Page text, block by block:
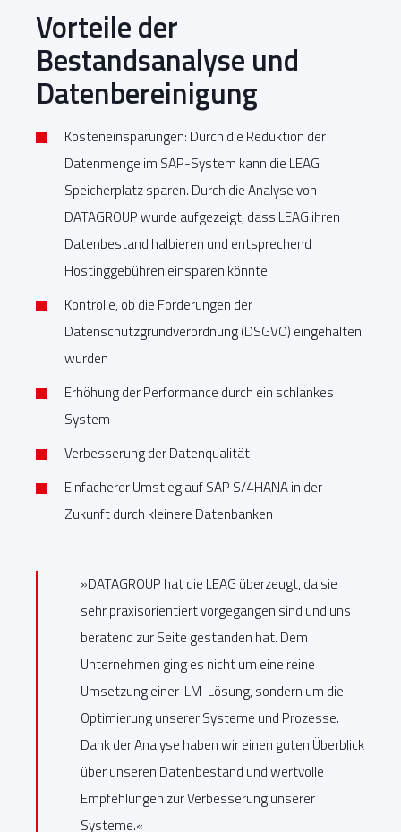
Vorteile der
Bestandsanalyse und
Datenbereinigung
Kosteneinsparungen: Durch die Reduktion der
Datenmenge im SAP-System kann die LEAG
Speicherplatz sparen. Durch die Analyse von
DATAGROUP wurde aufgezeigt, dass LEAG ihren
Datenbestand halbieren und entsprechend
Hostinggebühren einsparen könnte
Kontrolle, ob die Forderungen der
Datenschutzgrundverordnung (DSGVO) eingehalten
wurden
Erhöhung der Performance durch ein schlankes
System
Verbesserung der Datenqualität
Einfacherer Umstieg auf SAP S/4HANA in der
Zukunft durch kleinere Datenbanken
»DATAGROUP hat die LEAG überzeugt, da sie
sehr praxisorientiert vorgegangen sind und uns
beratend zur Seite gestanden hat. Dem
Unternehmen ging es nicht um eine reine
Umsetzung einer ILM-Lösung, sondern um die
Optimierung unserer Systeme und Prozesse.
Dank der Analyse haben wir einen guten Überblick
über unseren Datenbestand und wertvolle
Empfehlungen zur Verbesserung unserer
Systeme.«